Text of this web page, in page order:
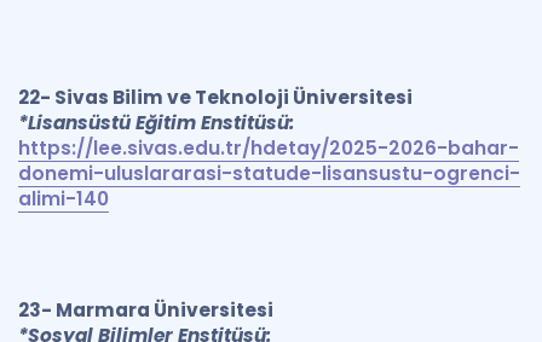
22- Sivas Bilim ve Teknoloji Üniversitesi
*Lisansüstü Eğitim Enstitüsü:
https://lee.sivas.edu.tr/hdetay/2025-2026-bahar-
donemi-uluslararasi-statude-lisansustu-ogrenci-
alimi-140
23- Marmara Üniversitesi
*Sosyal Bilimler Enstitüsü: